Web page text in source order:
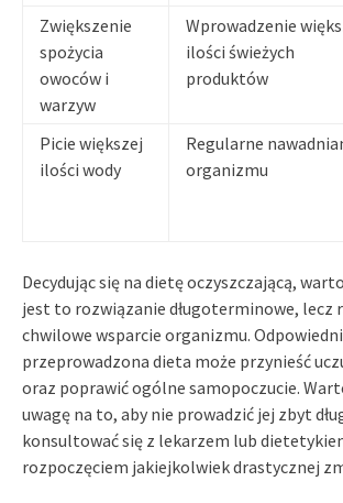
Zwiększenie
spożycia
owoców i
warzyw
Wprowadzenie
ilości świeżych
produktów
Picie większej
ilości wody
Regularne
organizmu
Decydując się na dietę oczyszczającą,
jest to rozwiązanie długoterminowe, lecz
chwilowe wsparcie organizmu.
przeprowadzona dieta może przynieść
oraz poprawić ogólne samopoczucie.
uwagę na to, aby nie prowadzić jej zbyt
konsultować się z lekarzem lub
rozpoczęciem jakiejkolwiek drastycznej